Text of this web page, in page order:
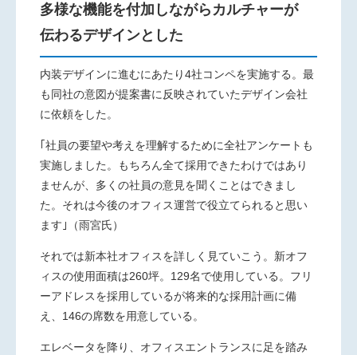
多様な機能を付加しながらカルチャーが
伝わるデザインとした
内装デザインに進むにあたり4社コンペを実施する。最
も同社の意図が提案書に反映されていたデザイン会社
に依頼をした。
｢社員の要望や考えを理解するために全社アンケートも
実施しました。もちろん全て採用できたわけではあり
ませんが、多くの社員の意見を聞くことはできまし
た。それは今後のオフィス運営で役立てられると思い
ます｣（雨宮氏）
それでは新本社オフィスを詳しく見ていこう。新オフ
ィスの使用面積は260坪。 129名で使用している。フリ
ーアドレスを採用しているが将来的な採用計画に備
え、 146の席数を用意している。
エレベータを降り、オフィスエントランスに足を踏み